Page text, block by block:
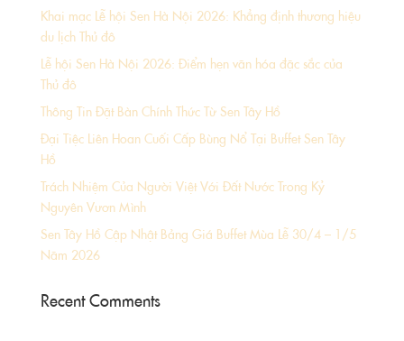
Khai mạc Lễ hội Sen Hà Nội 2026: Khẳng định thương hiệu
du lịch Thủ đô
Lễ hội Sen Hà Nội 2026: Điểm hẹn văn hóa đặc sắc của
Thủ đô
Thông Tin Đặt Bàn Chính Thức Từ Sen Tây Hồ
Đại Tiệc Liên Hoan Cuối Cấp Bùng Nổ Tại Buffet Sen Tây
Hồ
Trách Nhiệm Của Người Việt Với Đất Nước Trong Kỷ
Nguyên Vươn Mình
Sen Tây Hồ Cập Nhật Bảng Giá Buffet Mùa Lễ 30/4 – 1/5
Năm 2026
Recent Comments